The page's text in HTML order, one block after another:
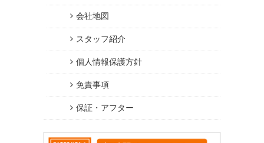
会社地図
スタッフ紹介
個人情報保護方針
免責事項
保証・アフター